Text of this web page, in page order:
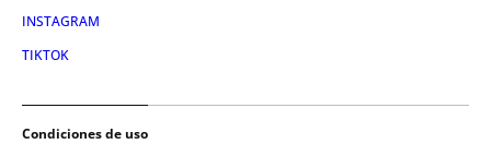
INSTAGRAM
TIKTOK
Condiciones de uso